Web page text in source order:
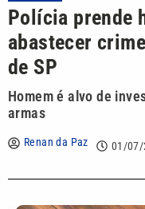
Polícia prende
abastecer
de SP
Homem é alvo de
armas
Renan da Paz 01/07/